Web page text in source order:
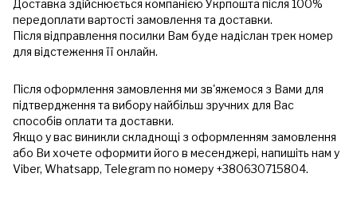
Доставка здійснюється компанією Укрпошта після 100%
передоплати вартості замовлення та доставки.
Після відправлення посилки Вам буде надіслан трек номер
для відстеження її онлайн.
Після оформлення замовлення ми зв'яжемося з Вами для
підтвердження та вибору найбільш зручних для Вас
способів оплати та доставки.
Якщо у вас виникли складнощі з оформленням замовлення
або Ви хочете оформити його в месенджері, напишіть нам у
Viber, Whatsapp, Telegram по номеру +380630715804.